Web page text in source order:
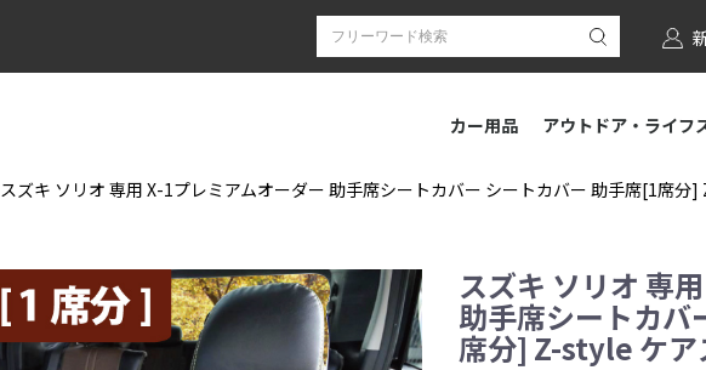
カー用品 アウトドア・ライフ
スズキ ソリオ 専用 X-1プレミアムオーダー 助手席シートカバー シートカバー 助手席[1席分
スズキ ソリオ 専
助手席シートカバ
席分] Z-style ケア